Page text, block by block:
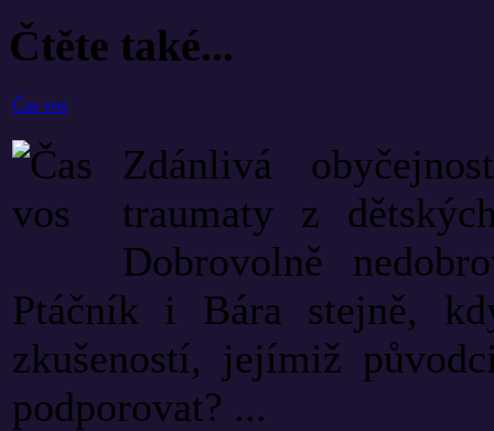
Čtěte také...
Čas vos
Zdánlivá
traumaty z
Dobrovolně
Ptáčník i Bára stejně,
zkušeností, jejímiž
podporovat? ...